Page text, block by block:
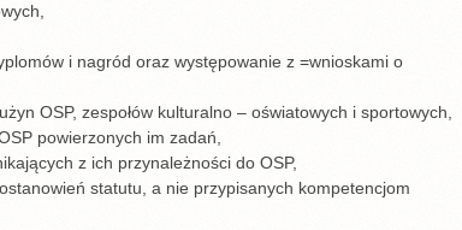
i nagród oraz występowanie z =wnioskami o
OSP, zespołów kulturalno – oświatowych i sportowych,
powierzonych im zadań,
z ich przynależności do OSP,
statutu, a nie przypisanych kompetencjom